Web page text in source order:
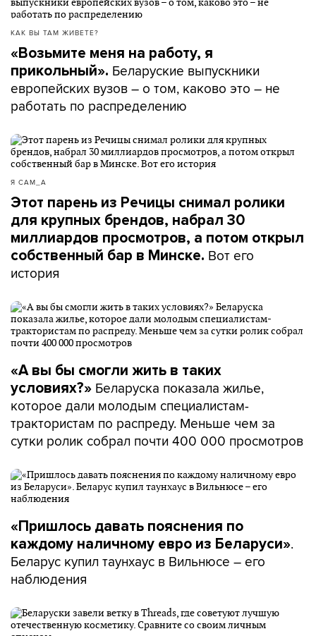
КАК ВЫ ТАМ ЖИВЕТЕ?
«Возьмите меня на работу, я
прикольный». Беларуские выпускники
европейских вузов – о том, каково это – не
работать по распределению
Я САМ_А
Этот парень из Речицы снимал ролики
для крупных брендов, набрал 30
миллиардов просмотров, а потом открыл
собственный бар в Минске. Вот его
история
«А вы бы смогли жить в таких
условиях?» Беларуска показала жилье,
которое дали молодым специалистам-
трактористам по распреду. Меньше чем за
сутки ролик собрал почти 400 000 просмотров
«Пришлось давать пояснения по
каждому наличному евро из Беларуси».
Беларус купил таунхаус в Вильнюсе – его
наблюдения